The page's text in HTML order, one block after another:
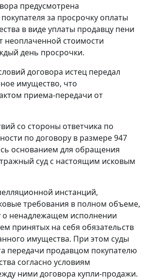
предусмотрена
за просрочку оплаты
в виде уплаты продавцу пени
неоплаченной стоимости
день просрочки.
договора истец передал
имущество, что
приема-передачи от
со стороны ответчика по
по договору в размере 947
основанием для обращения
суд с настоящим исковым
инстанций,
требования в полном объеме,
ненадлежащем исполнении
принятых на себя обязательств
имущества. При этом суды
передачи продавцом покупателю
согласно условиям
ними договора купли-продажи.